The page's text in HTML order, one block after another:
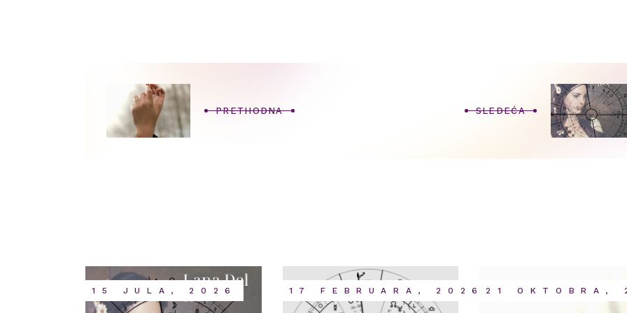
PRETHODNA SLEDEĆA
15 JULA, 2026 17 FEBRUARA, 2026 21 OKTOBRA,